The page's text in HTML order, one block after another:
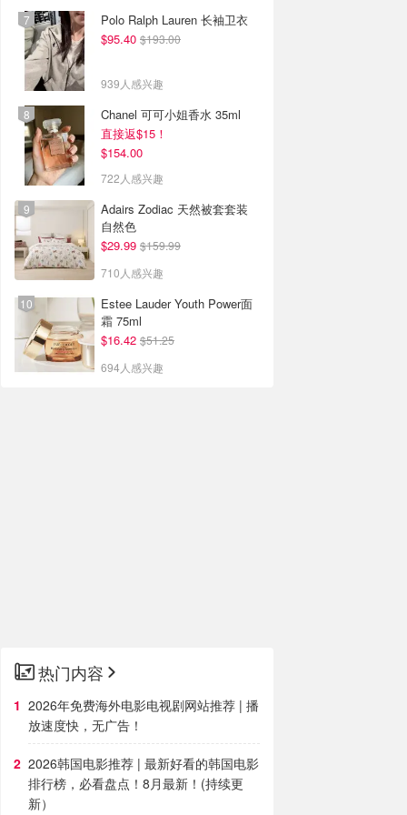
Polo Ralph Lauren 长袖卫衣
$95.40 $193.00
939人感兴趣
Chanel 可可小姐香水 35ml
直接返$15！
$154.00
722人感兴趣
Adairs Zodiac 天然被套套装
自然色
$29.99 $159.99
710人感兴趣
Estee Lauder Youth Power面
霜 75ml
$16.42 $51.25
694人感兴趣
热门内容
2026年免费海外电影电视剧网站推荐 | 播
放速度快，无广告！
2026韩国电影推荐 | 最新好看的韩国电影
排行榜，必看盘点！8月最新！(持续更
新）